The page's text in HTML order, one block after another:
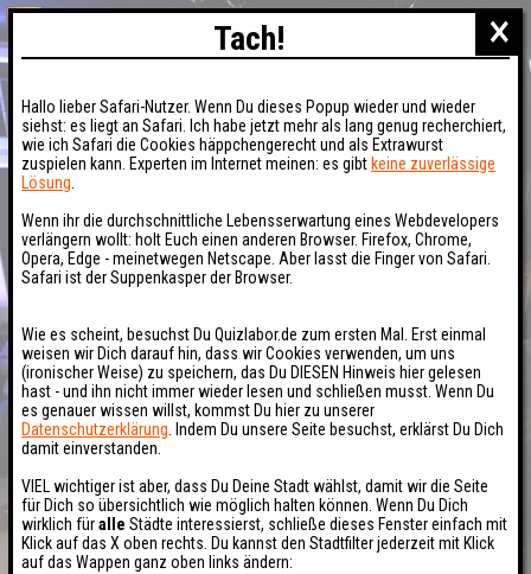
×
Tach!
Hallo lieber Safari-Nutzer. Wenn Du dieses Popup wieder und wieder
siehst: es liegt an Safari. Ich habe jetzt mehr als lang genug recherchiert,
wie ich Safari die Cookies häppchengerecht und als Extrawurst
zuspielen kann. Experten im Internet meinen: es gibt keine zuverlässige
Lösung
Wenn ihr die durchschnittliche Lebensserwartung eines Webdevelopers
verlängern wollt: holt Euch einen anderen Browser. Firefox, Chrome,
Opera, Edge - meinetwegen Netscape. Aber lasst die Finger von Safari.
Safari ist der Suppenkasper der Browser.
Wie es scheint, besuchst Du Quizlabor.de zum ersten Mal. Erst einmal
weisen wir Dich darauf hin, dass wir Cookies verwenden, um uns
(ironischer Weise) zu speichern, das Du DIESEN Hinweis hier gelesen
hast - und ihn nicht immer wieder lesen und schließen musst. Wenn Du
es genauer wissen willst, kommst Du hier zu unserer
Datenschutzerklärung . Indem Du unsere Seite besuchst, erklärst Du Dich
damit einverstanden.
VIEL wichtiger ist aber, dass Du Deine Stadt wählst, damit wir die Seite
für Dich so übersichtlich wie möglich halten können. Wenn Du Dich
wirklich füralle Städte interessierst, schließe dieses Fenster einfach mit
Klick auf das X oben rechts. Du kannst den Stadtfilter jederzeit mit Klick
auf das Wappen ganz oben links ändern: